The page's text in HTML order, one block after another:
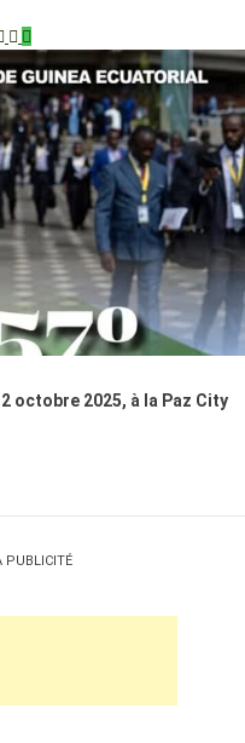
octobre 2025, à la Paz City
PUBLICITÉ